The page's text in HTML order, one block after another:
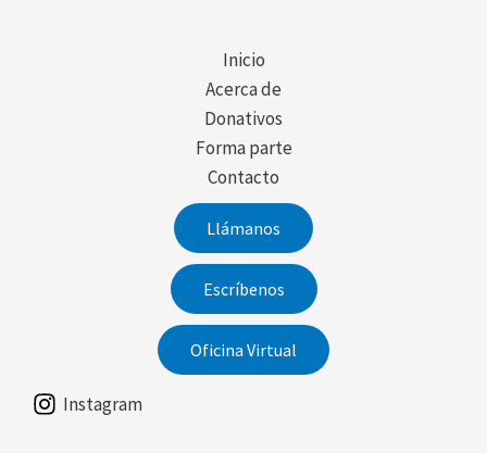
Inicio
Acerca de
Donativos
Forma parte
Contacto
Llámanos
Escríbenos
Oficina Virtual
Instagram